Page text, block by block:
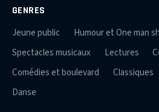
GENRES
Jeune public
Humour et One man
Spectacles musicaux
Lectures
Comédies et boulevard
Classiques
Danse